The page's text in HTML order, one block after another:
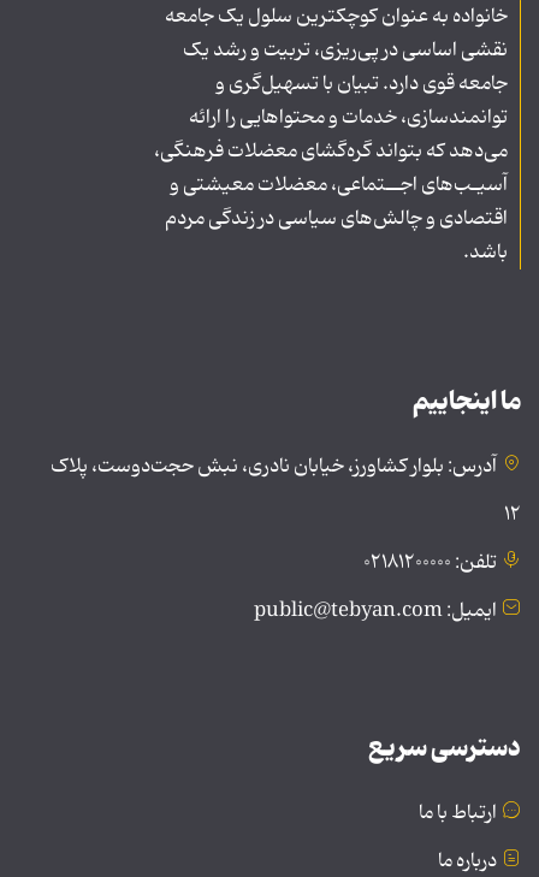
خانواده به عنوان کوچکترین سلول یک جامعه
نقشی اساسی در پی‌ریزی، تربیت و رشد یک
جامعه قوی دارد. تبیان با تسهیل‌گری و
توانمندسازی، خدمات و محتواهایی را ارائه
می‌دهد که بتواند گره‌گشای معضلات فرهنگی،
آسیـب‌های اجــتماعی، معضلات معیشتی و
اقتصادی و چالش‌های سیاسی در زندگی مردم
باشد.
ما اینجاییم
آدرس: بلوار کشاورز، خیابان نادری، نبش حجت‌دوست، پلاک
۱۲
تلفن: ۰۲۱۸۱۲۰۰۰۰۰
ایمیل: public@tebyan.com
دسترسی سریع
ارتباط با ما
درباره ما